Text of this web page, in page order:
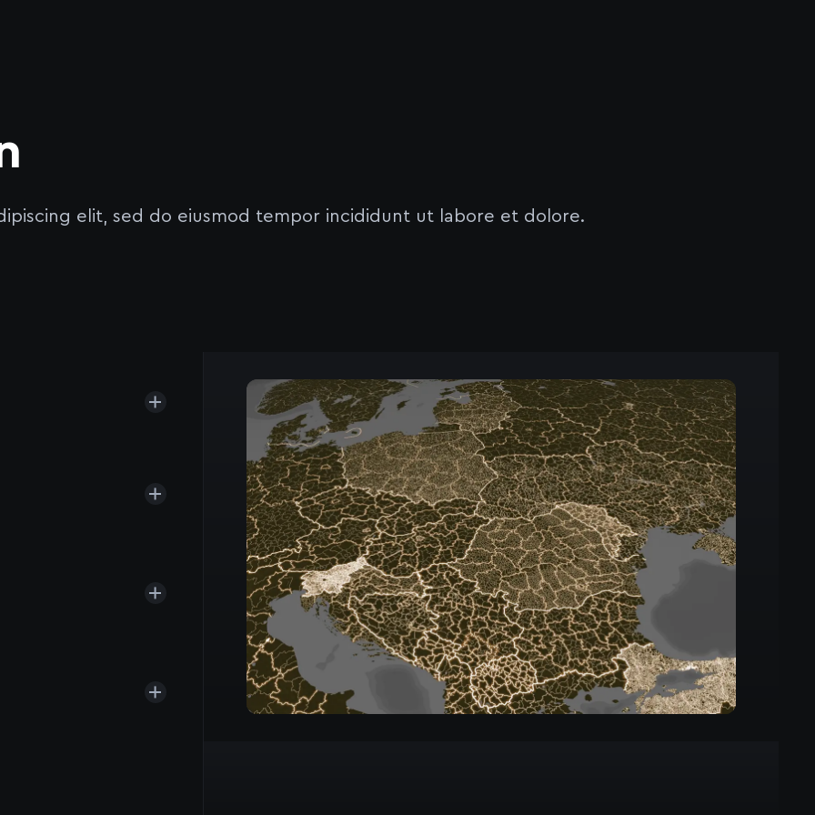
elit, sed do eiusmod tempor incididunt ut labore et dolore.
magna aliqua.
ullamco
magna aliqua.
ullamco
magna aliqua.
ullamco